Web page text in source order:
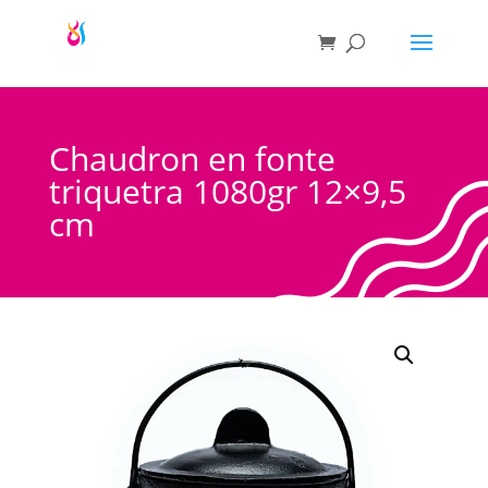
Chaudron en fonte
triquetra 1080gr 12×9,5
cm